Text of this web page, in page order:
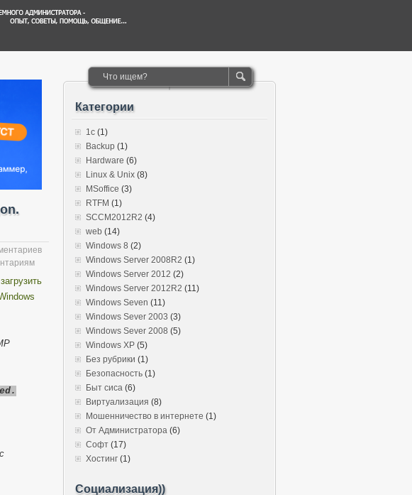
Категории
1c (1)
Backup (1)
Hardware (6)
Linux & Unix (8)
MSoffice (3)
RTFM (1)
SCCM2012R2 (4)
web (14)
Windows 8 (2)
Windows Server 2008R2 (1)
Windows Server 2012 (2)
Windows Server 2012R2 (11)
Windows Seven (11)
Windows Sever 2003 (3)
Windows Sever 2008 (5)
Windows XP (5)
Без рубрики (1)
Безопасность (1)
Быт сиса (6)
Виртуализация (8)
Мошенничество в интернете (1)
От Администратора (6)
Софт (17)
Хостинг (1)
Социализация))